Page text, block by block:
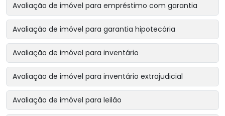
Avaliação de imóvel para empréstimo com garantia
Avaliação de imóvel para garantia hipotecária
Avaliação de imóvel para inventário
Avaliação de imóvel para inventário extrajudicial
Avaliação de imóvel para leilão